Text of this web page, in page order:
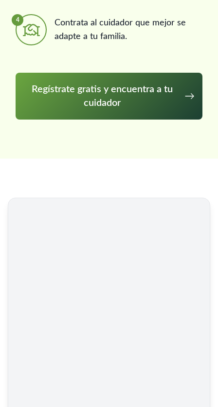
4
Contrata al cuidador que mejor se
adapte a tu familia.
Regístrate gratis y encuentra a tu
cuidador